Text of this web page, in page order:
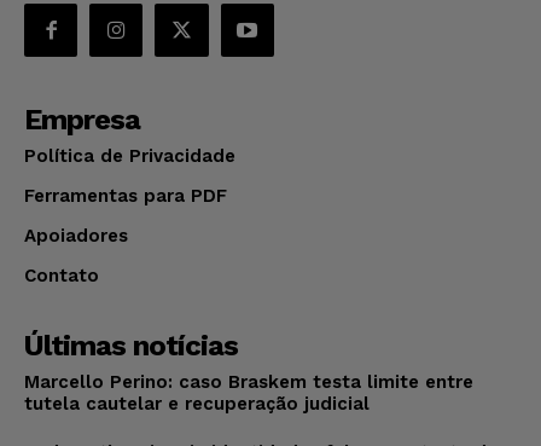
Empresa
Política de Privacidade
Ferramentas para PDF
Apoiadores
Contato
Últimas notícias
Marcello Perino: caso Braskem testa limite entre
tutela cautelar e recuperação judicial